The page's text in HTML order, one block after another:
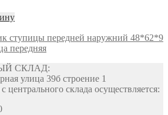
ступицы передней наружний 48*62*9
передняя
СКЛАД:
улица 39б строение 1
центрального склада осуществляется: